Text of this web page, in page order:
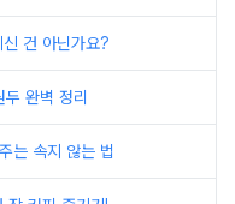
건 아닌가요?
완벽 정리
는 속지 않는 법